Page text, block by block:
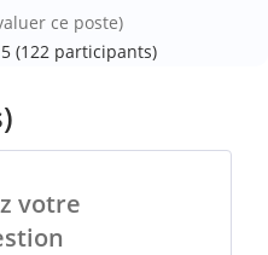
ce poste)
(122participants)
votre